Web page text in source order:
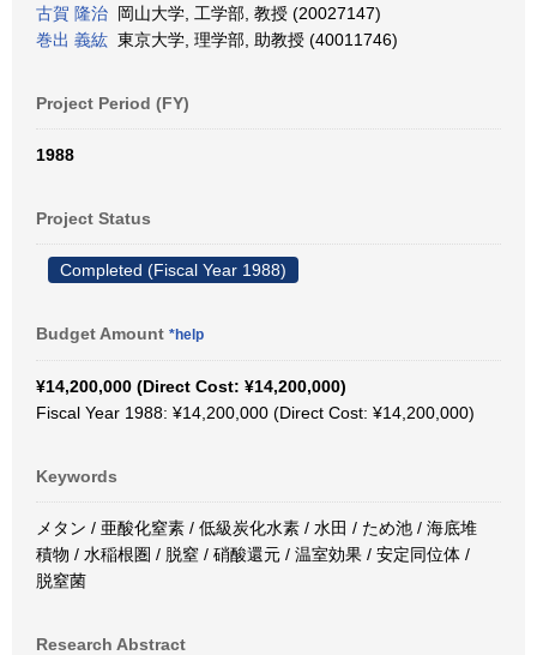
古賀 隆治 岡山大学, 工学部, 教授 (20027147)
巻出 義紘 東京大学, 理学部, 助教授 (40011746)
Project Period (FY)
1988
Project Status
Completed (Fiscal Year 1988)
Budget Amount *help
¥14,200,000 (Direct Cost: ¥14,200,000)
Fiscal Year 1988: ¥14,200,000 (Direct Cost: ¥14,200,000)
Keywords
メタン / 亜酸化窒素 / 低級炭化水素 / 水田 / ため池 / 海底堆
積物 / 水稲根圏 / 脱窒 / 硝酸還元 / 温室効果 / 安定同位体 /
脱窒菌
Research Abstract